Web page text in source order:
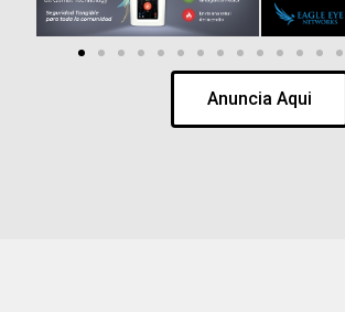
Anuncia Aqui